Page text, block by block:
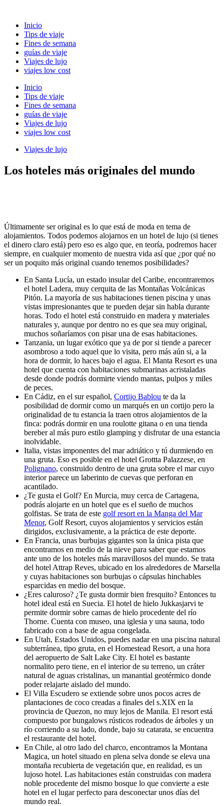
contenido
Inicio
Tips de viaje
Fines de semana
guías de viaje
Viajes de lujo
viajes low cost
Inicio
Tips de viaje
Fines de semana
guías de viaje
Viajes de lujo
viajes low cost
Viajes de lujo
Los hoteles más originales del mundo
Últimamente ser original es lo que está de moda en tema de
alojamientos. Todos podemos alojarnos en un hotel de lujo (si tienes
el dinero claro está) pero eso es algo que, en teoría, podremos hacer
siempre, en cualquier momento de nuestra vida así que ¿por qué no
ser un poquito más original cuando tenemos posibilidades?
En Santa Lucía, un estado insular del Caribe, encontraremos
el hotel Ladera, muy cerquita de las Montañas Volcánicas
Pitón. La mayoría de sus habitaciones tienen piscina y unas
vistas impresionantes que te pueden dejar sin habla durante
horas. Todo el hotel está construido en madera y materiales
naturales y, aunque por dentro no es que sea muy original,
muchos soñaríamos con pisar una de esas habitaciones.
Tanzania, un lugar exótico que ya de por si tiende a parecer
asombroso a todo aquel que lo visita, pero más aún si, a la
hora de dormir, lo haces bajo el agua. El Manta Resort es una
hotel que cuenta con habitaciones submarinas acristaladas
desde donde podrás dormirte viendo mantas, pulpos y miles
de peces.
En Cádiz, en el sur español, Cortijo Bablou te da la
posibilidad de dormir como un marqués en un cortijo pero la
originalidad de tu estancia la traen otros alojamientos de la
finca: podrás dormir en una roulotte gitana o en una tienda
bereber al más puro estilo glamping y disfrutar de una estancia
inolvidable.
Italia, vistas imponentes del mar adriático y tú durmiendo en
una gruta. Eso es posible en el hotel Grottta Palazzese, en
Polignano, construido dentro de una gruta sobre el mar cuyo
interior parece un laberinto de cuevas que perforan en
acantilado.
¿Te gusta el Golf? En Murcia, muy cerca de Cartagena,
podrás alojarte en un hotel que es el sueño de muchos
golfistas. Se trata de este golf resort en la Manga del Mar
Menor, Golf Resort, cuyos alojamientos y servicios están
dirigidos, exclusivamente, a la práctica de este deporte.
En Francia, unas burbujas gigantes son la única pista que
encontramos en medio de la nieve para saber que estamos
ante uno de los hoteles más maravillosos del mundo. Se trata
del hotel Attrap Reves, ubicado en los alrededores de Marsella
y cuyas habitaciones son burbujas o cápsulas hinchables
esparcidas en medio del bosque.
¿Eres caluroso? ¿Te gusta dormir bien fresquito? Entonces tu
hotel ideal está en Suecia. El hotel de hielo Jukkasjarvi te
permite dormir sobre camas de hielo procedente del río
Thorne. Cuenta con museo, una iglesia y una sauna, todo
fabricado con a base de agua congelada.
En Utah, Estados Unidos, puedes nadar en una piscina natural
subterránea, tipo gruta, en el Homestead Resort, a una hora
del aeropuerto de Salt Lake City. El hotel es bastante
normalito pero tiene, en el interior de su terreno, un cráter
natural de aguas cristalinas, un manantial geotérmico donde
poder relajarte aislado del mundo.
El Villa Escudero se extiende sobre unos pocos acres de
plantaciones de coco creadas a finales del s.XIX en la
provincia de Quezon, no muy lejos de Manila. El resort está
compuesto por bungalows rústicos rodeados de árboles y un
río corriendo a su lado, donde, bajo su catarata, se encuentra
el restaurante del hotel.
En Chile, al otro lado del charco, encontramos la Montana
Magica, un hotel situado en plena selva donde se eleva una
montaña recubierta de vegetación que, en realidad, es un
lujoso hotel. Las habitaciones están construidas con madera
noble procedente del mismo bosque lo que convierte a este
hotel en el lugar perfecto para desconectar unos días del
mundo real.